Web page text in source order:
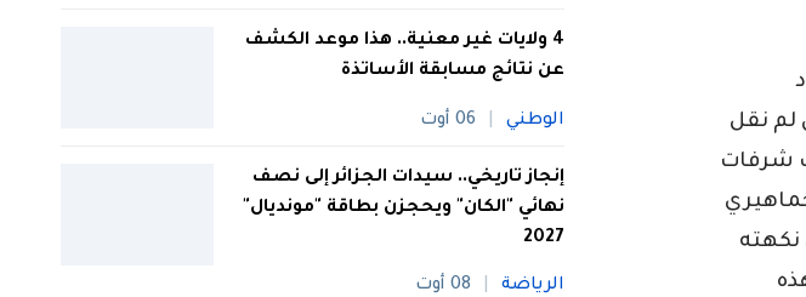
لم نقل
شرفات
نكهته
4 ولايات غير معنية.. هذا موعد الكشف
عن نتائج مسابقة الأساتذة
الوطني 06 أوت
إنجاز تاريخي.. سيدات الجزائر إلى نصف
نهائي "الكان" ويحجزن بطاقة "مونديال"
2027
الرياضة 08 أوت